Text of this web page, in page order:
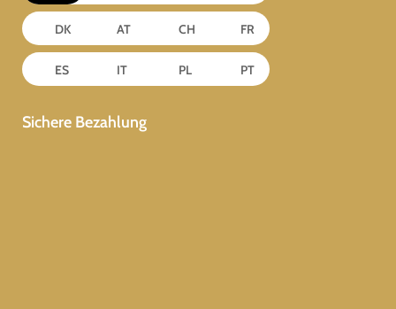
DK AT CH FR
ES IT PL PT
Sichere Bezahlung